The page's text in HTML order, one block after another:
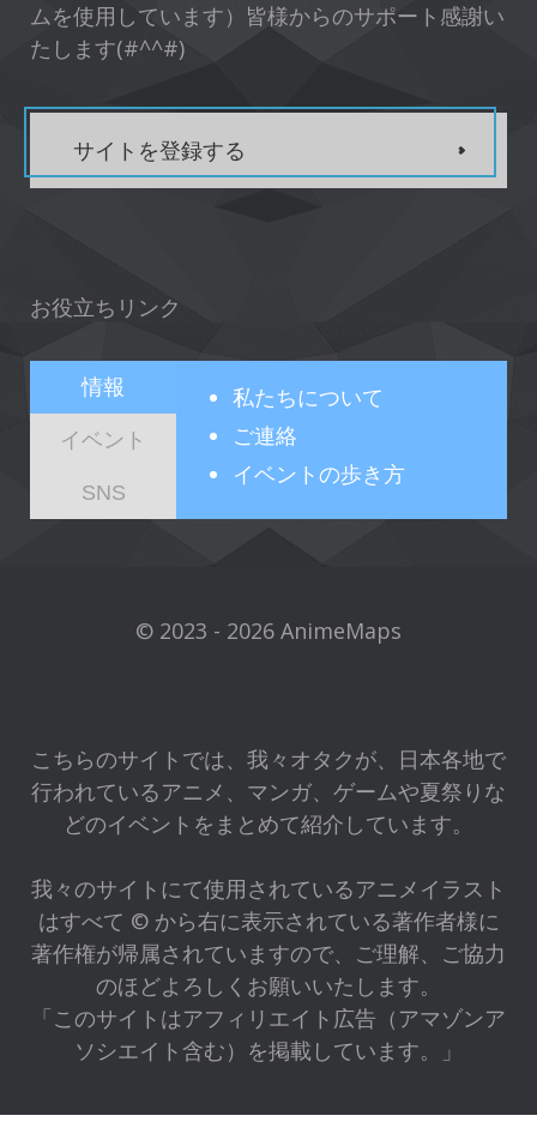
ムを使用しています）皆様からのサポート感謝い
たします(#^^#)
サイトを登録する
お役立ちリンク
情報
イベント
SNS
私たちについて
ご連絡
イベントの歩き方
© 2023 - 2026 AnimeMaps
こちらのサイトでは、我々オタクが、日本各地で
行われているアニメ、マンガ、ゲームや夏祭りな
どのイベントをまとめて紹介しています。
我々のサイトにて使用されているアニメイラスト
はすべて © から右に表示されている著作者様に
著作権が帰属されていますので、ご理解、ご協力
のほどよろしくお願いいたします。
「このサイトはアフィリエイト広告（アマゾンア
ソシエイト含む）を掲載しています。」